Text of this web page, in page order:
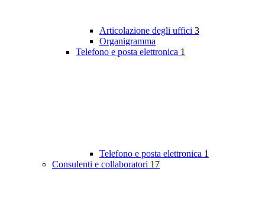
Articolazione degli uffici 3
Organigramma
Telefono e posta elettronica 1
Telefono e posta elettronica 1
Consulenti e collaboratori 17